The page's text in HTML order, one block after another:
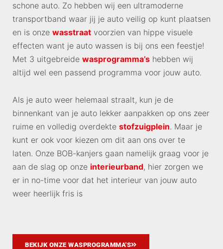
schone auto. Zo hebben wij een ultramoderne
transportband waar jij je auto veilig op kunt plaatsen
en is onze wasstraat voorzien van hippe visuele
effecten want je auto wassen is bij ons een feestje!
Met 3 uitgebreide wasprogramma’s hebben wij
altijd wel een passend programma voor jouw auto.
Als je auto weer helemaal straalt, kun je de
binnenkant van je auto lekker aanpakken op ons zeer
ruime en volledig overdekte stofzuigplein. Maar je
kunt er ook voor kiezen om dit aan ons over te
laten. Onze BOB-kanjers gaan namelijk graag voor je
aan de slag op onze interieurband, hier zorgen we
er in no-time voor dat het interieur van jouw auto
weer heerlijk fris is
BEKIJK ONZE WASPROGRAMMA'S